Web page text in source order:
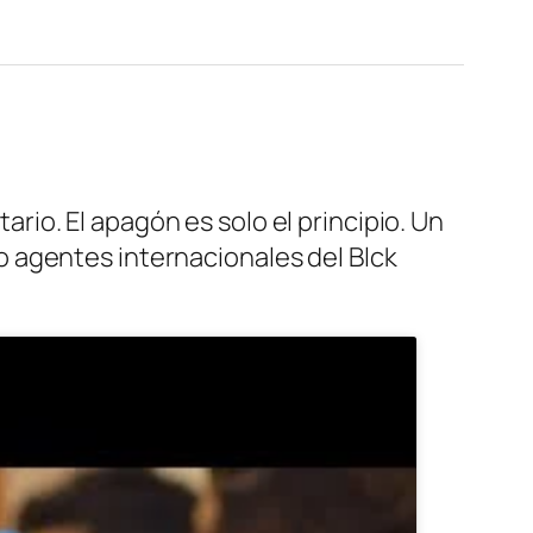
El apagón es solo el principio. Un
agentes internacionales del Blck